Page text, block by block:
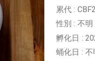
累代 : CBF2
性別 : 不明
孵化日 :
蛹化日 : 不